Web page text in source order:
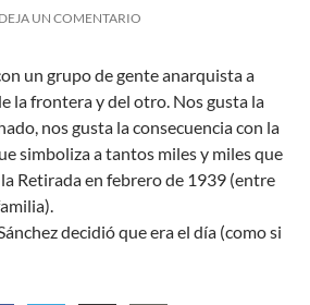
DEJA UN COMENTARIO
un grupo de gente anarquista a
la frontera y del otro. Nos gusta la
nos gusta la consecuencia con la
simboliza a tantos miles y miles que
Retirada en febrero de 1939 (entre
decidió que era el día (como si
de la muerte de Antonio